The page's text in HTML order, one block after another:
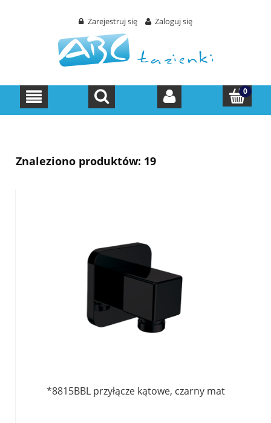
Zarejestruj się Zaloguj się
Znaleziono produktów: 19
*8815BBL przyłącze kątowe, czarny mat